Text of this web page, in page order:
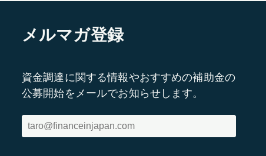
メルマガ登録
資金調達に関する情報やおすすめの補助金の
公募開始をメールでお知らせします。